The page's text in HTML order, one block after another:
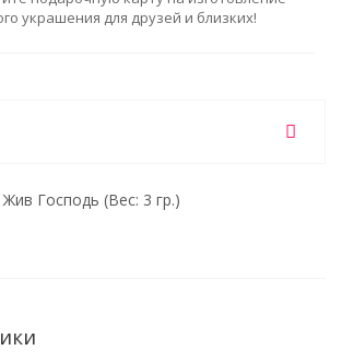
украшения для друзей и близких!
Господь (Вес: 3 гр.)